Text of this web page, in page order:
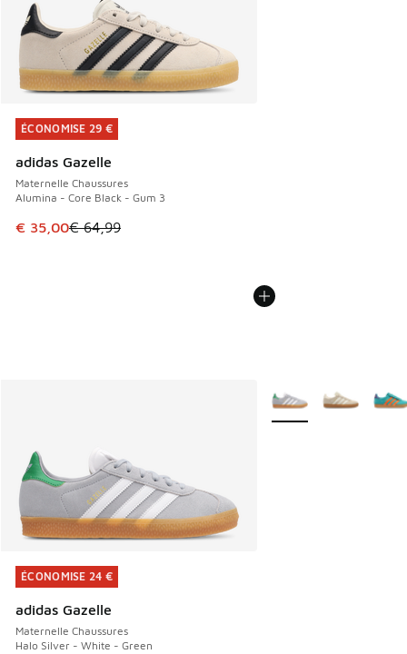
ÉCONOMISE 29 €
adidas Gazelle
Maternelle Chaussures
Alumina - Core Black - Gum 3
Cet article est en promotion. Prix en baisse de € 64,99 à
€ 35,00€ 64,99
ÉCONOMISE 29 €
ÉCONOMISE 24 €
adidas Gazelle
Maternelle Chaussures
Halo Silver - White - Green
ÉCONOMISE 24 €
Plus de couleurs